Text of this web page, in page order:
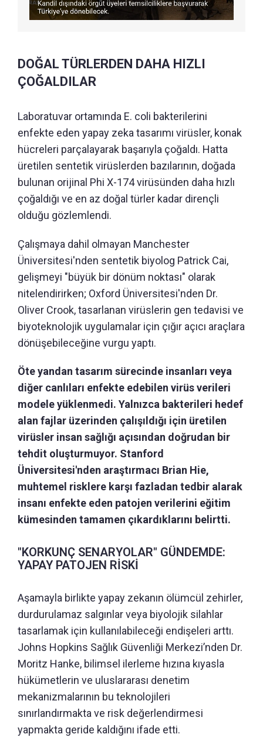
DOĞAL TÜRLERDEN DAHA HIZLI
ÇOĞALDILAR
Laboratuvar ortamında E. coli bakterilerini
enfekte eden yapay zeka tasarımı virüsler, konak
hücreleri parçalayarak başarıyla çoğaldı. Hatta
üretilen sentetik virüslerden bazılarının, doğada
bulunan orijinal Phi X-174 virüsünden daha hızlı
çoğaldığı ve en az doğal türler kadar dirençli
olduğu gözlemlendi.
Çalışmaya dahil olmayan Manchester
Üniversitesi'nden sentetik biyolog Patrick Cai,
gelişmeyi "büyük bir dönüm noktası" olarak
nitelendirirken; Oxford Üniversitesi'nden Dr.
Oliver Crook, tasarlanan virüslerin gen tedavisi ve
biyoteknolojik uygulamalar için çığır açıcı araçlara
dönüşebileceğine vurgu yaptı.
Öte yandan tasarım sürecinde insanları veya
diğer canlıları enfekte edebilen virüs verileri
modele yüklenmedi. Yalnızca bakterileri hedef
alan fajlar üzerinden çalışıldığı için üretilen
virüsler insan sağlığı açısından doğrudan bir
tehdit oluşturmuyor. Stanford
Üniversitesi'nden araştırmacı Brian Hie,
muhtemel risklere karşı fazladan tedbir alarak
insanı enfekte eden patojen verilerini eğitim
kümesinden tamamen çıkardıklarını belirtti.
"KORKUNÇ SENARYOLAR" GÜNDEMDE:
YAPAY PATOJEN RİSKİ
Aşamayla birlikte yapay zekanın ölümcül zehirler,
durdurulamaz salgınlar veya biyolojik silahlar
tasarlamak için kullanılabileceği endişeleri arttı.
Johns Hopkins Sağlık Güvenliği Merkezi’nden Dr.
Moritz Hanke, bilimsel ilerleme hızına kıyasla
hükümetlerin ve uluslararası denetim
mekanizmalarının bu teknolojileri
sınırlandırmakta ve risk değerlendirmesi
yapmakta geride kaldığını ifade etti.